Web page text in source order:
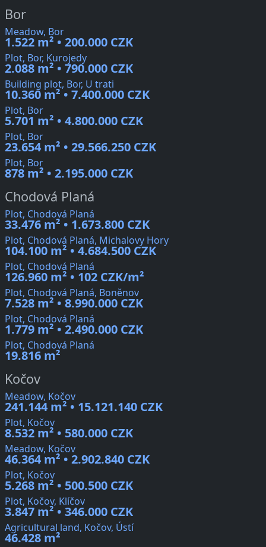
Bor
Meadow, Bor
1.522 m² • 200.000 CZK
Plot, Bor, Kurojedy
2.088 m² • 790.000 CZK
Building plot, Bor, U trati
10.360 m² • 7.400.000 CZK
Plot, Bor
5.701 m² • 4.800.000 CZK
Plot, Bor
23.654 m² • 29.566.250 CZK
Plot, Bor
878 m² • 2.195.000 CZK
Chodová Planá
Plot, Chodová Planá
33.476 m² • 1.673.800 CZK
Plot, Chodová Planá, Michalovy Hory
104.100 m² • 4.684.500 CZK
Plot, Chodová Planá
126.960 m² • 102 CZK/m²
Plot, Chodová Planá, Boněnov
7.528 m² • 8.990.000 CZK
Plot, Chodová Planá
1.779 m² • 2.490.000 CZK
Plot, Chodová Planá
19.816 m²
Kočov
Meadow, Kočov
241.144 m² • 15.121.140 CZK
Plot, Kočov
8.532 m² • 580.000 CZK
Meadow, Kočov
46.364 m² • 2.902.840 CZK
Plot, Kočov
5.268 m² • 500.500 CZK
Plot, Kočov, Klíčov
3.847 m² • 346.000 CZK
Agricultural land, Kočov, Ústí
46.428 m²